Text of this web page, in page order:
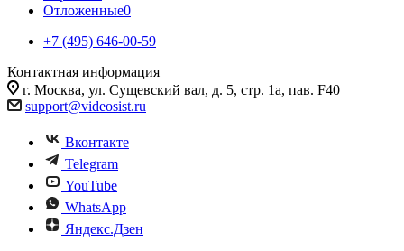
Отложенные0
+7 (495) 646-00-59
Контактная информация
г. Москва, ул. Сущевский вал, д. 5, стр. 1а, пав. F40
support@videosist.ru
Вконтакте
Telegram
YouTube
WhatsApp
Яндекс.Дзен